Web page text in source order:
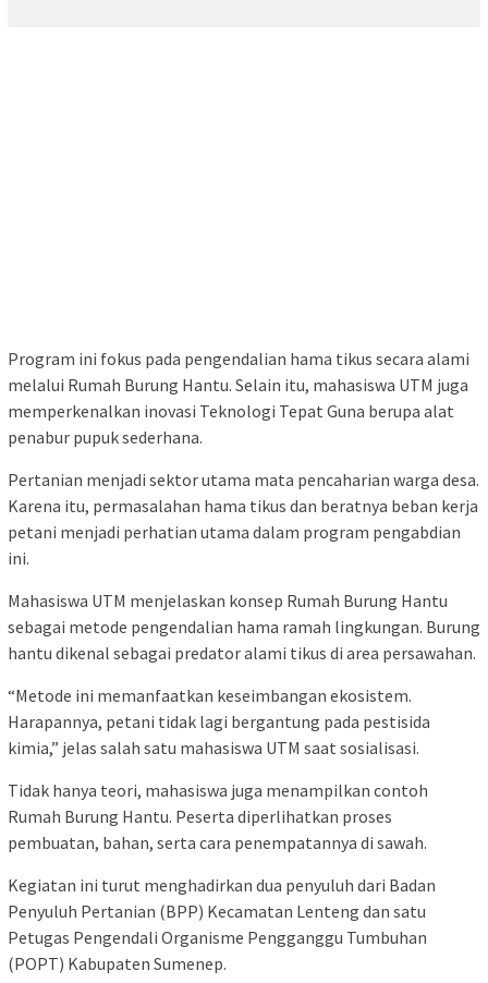
Program ini fokus pada pengendalian hama tikus secara alami
melalui Rumah Burung Hantu. Selain itu, mahasiswa UTM juga
memperkenalkan inovasi Teknologi Tepat Guna berupa alat
penabur pupuk sederhana.
Pertanian menjadi sektor utama mata pencaharian warga desa.
Karena itu, permasalahan hama tikus dan beratnya beban kerja
petani menjadi perhatian utama dalam program pengabdian
ini.
Mahasiswa UTM menjelaskan konsep Rumah Burung Hantu
sebagai metode pengendalian hama ramah lingkungan. Burung
hantu dikenal sebagai predator alami tikus di area persawahan.
“Metode ini memanfaatkan keseimbangan ekosistem.
Harapannya, petani tidak lagi bergantung pada pestisida
kimia,” jelas salah satu mahasiswa UTM saat sosialisasi.
Tidak hanya teori, mahasiswa juga menampilkan contoh
Rumah Burung Hantu. Peserta diperlihatkan proses
pembuatan, bahan, serta cara penempatannya di sawah.
Kegiatan ini turut menghadirkan dua penyuluh dari Badan
Penyuluh Pertanian (BPP) Kecamatan Lenteng dan satu
Petugas Pengendali Organisme Pengganggu Tumbuhan
(POPT) Kabupaten Sumenep.